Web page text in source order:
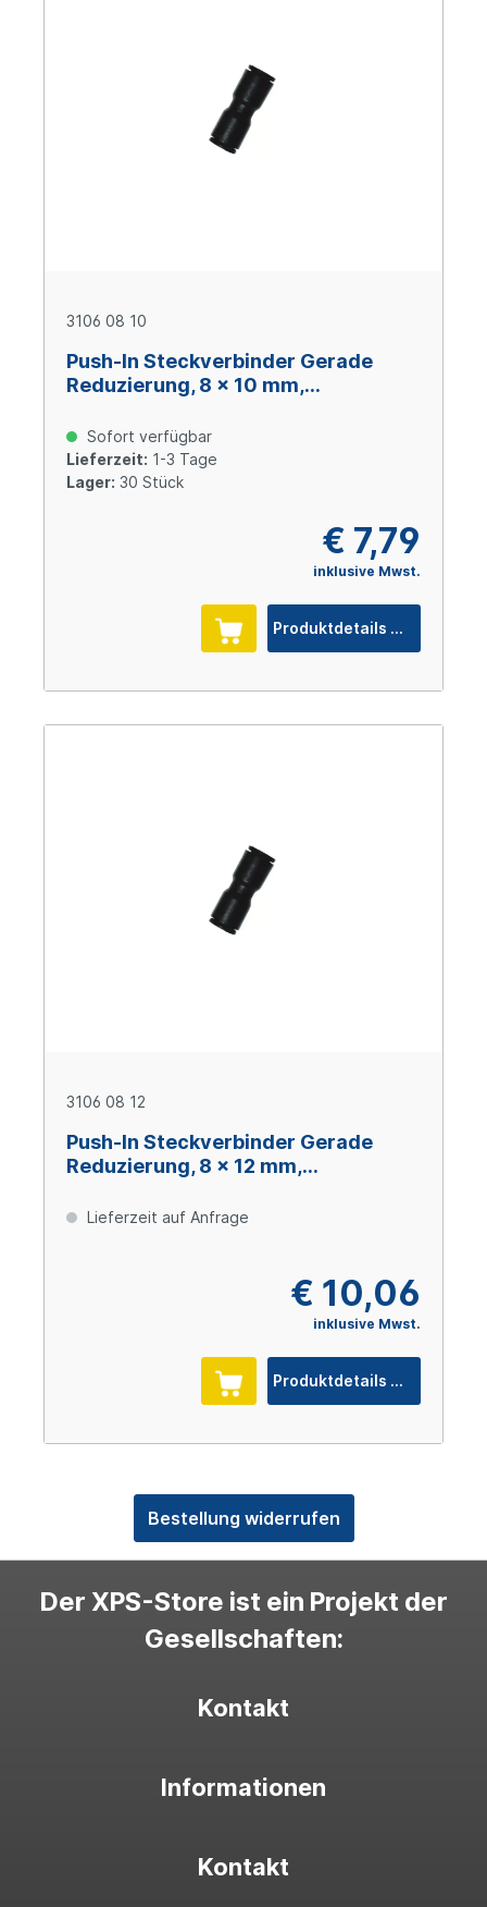
3106 08 10
Push-In Steckverbinder Gerade
Reduzierung, 8 x 10 mm,
Sofort verfügbar
Lieferzeit: 1-3 Tage
Lager: 30 Stück
€ 7,79
inklusive Mwst.
Produktdetails
3106 08 12
Push-In Steckverbinder Gerade
Reduzierung, 8 x 12 mm,
Lieferzeit auf Anfrage
€ 10,06
inklusive Mwst.
Produktdetails
Bestellung widerrufen
Der XPS-Store ist ein Projekt der
Gesellschaften:
Kontakt
Informationen
Kontakt